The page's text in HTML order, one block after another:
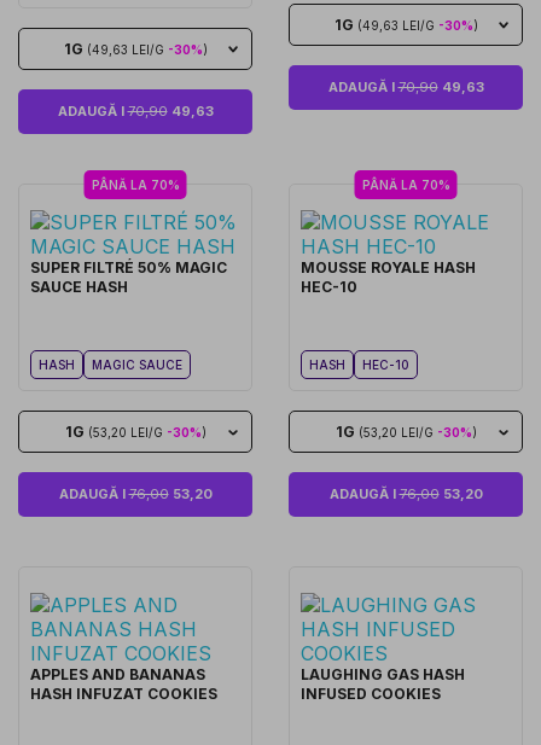
1G (49,63 LEI/G -30%)
ADAUGĂ I70,9049,63
1G (49,63 LEI/G -30%)
ADAUGĂ I70,9049,63
PÂNĂ LA 70%
SUPER FILTRÉ 50% MAGIC
SAUCE HASH
HASH MAGIC SAUCE
1G (53,20 LEI/G -30%)
ADAUGĂ I76,0053,20
PÂNĂ LA 70%
MOUSSE ROYALE HASH
HEC-10
HASH HEC-10
1G (53,20 LEI/G -30%)
ADAUGĂ I76,0053,20
APPLES AND BANANAS
HASH INFUZAT COOKIES
LAUGHING GAS HASH
INFUSED COOKIES